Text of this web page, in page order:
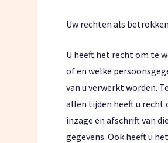
Uw rechten als
U heeft het recht om te
of en welke
van u verwerkt worden.
allen tijden heeft u recht
inzage en afschrift van die
gegevens. Ook heeft u